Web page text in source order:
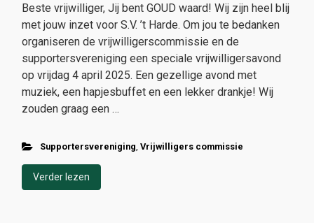
Beste vrijwilliger, Jij bent GOUD waard! Wij zijn heel blij
met jouw inzet voor S.V. ’t Harde. Om jou te bedanken
organiseren de vrijwilligerscommissie en de
supportersvereniging een speciale vrijwilligersavond
op vrijdag 4 april 2025. Een gezellige avond met
muziek, een hapjesbuffet en een lekker drankje! Wij
zouden graag een …
Supportersvereniging Vrijwilligers commissie
Verder lezen